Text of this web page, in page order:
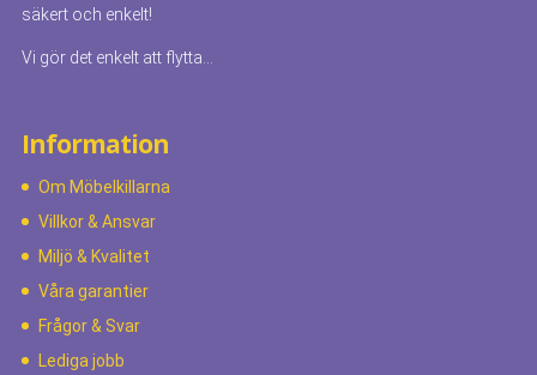
säkert och enkelt!
Vi gör det enkelt att flytta…
Information
Om Möbelkillarna
Villkor & Ansvar
Miljö & Kvalitet
Våra garantier
Frågor & Svar
Lediga jobb